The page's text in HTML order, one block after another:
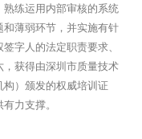
练运用内部审核的系统
薄弱环节，并实施有针
字人的法定职责要求、
获得由深圳市质量技术
）颁发的权威培训证
力支撑。